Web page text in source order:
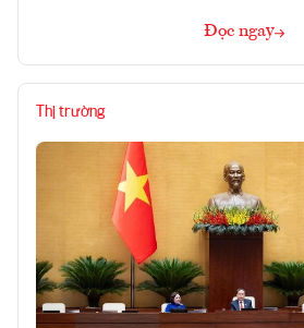
Đọc ngay
Thị trường